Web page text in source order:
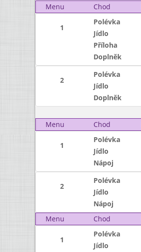
Menu
Chod
1
Polévka
Jídlo
Příloha
Doplněk
2
Polévka
Jídlo
Doplněk
Menu
Chod
1
Polévka
Jídlo
Nápoj
2
Polévka
Jídlo
Nápoj
Menu
Chod
1
Polévka
Jídlo